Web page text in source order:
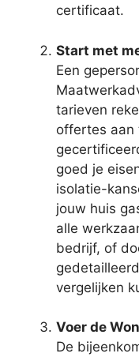
certificaat.
Start met
Een
tarieven
offertes aan
goed je
isolatie-
jouw huis
alle
bedrijf, of
vergelijken
Voer de
De